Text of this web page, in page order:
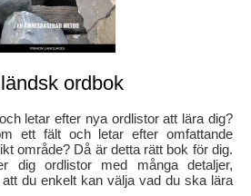
ordbok
letar efter nya ordlistor att lära dig?
ett fält och letar efter omfattande
område? Då är detta rätt bok för dig.
dig ordlistor med många detaljer,
du enkelt kan välja vad du ska lära